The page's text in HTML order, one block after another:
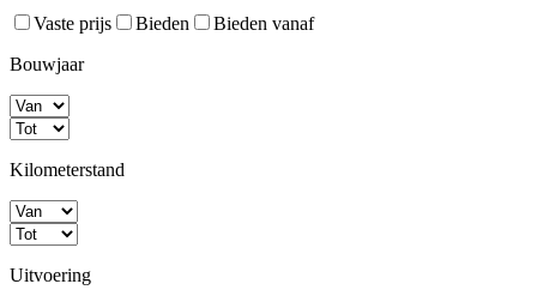
Vaste prijs Bieden
Bieden vanaf
Bouwjaar
Kilometerstand
Uitvoering